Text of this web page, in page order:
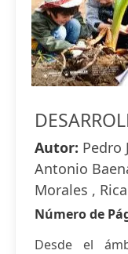
Autor: Pedro
Antonio
Morales ,
Número de
Desde el